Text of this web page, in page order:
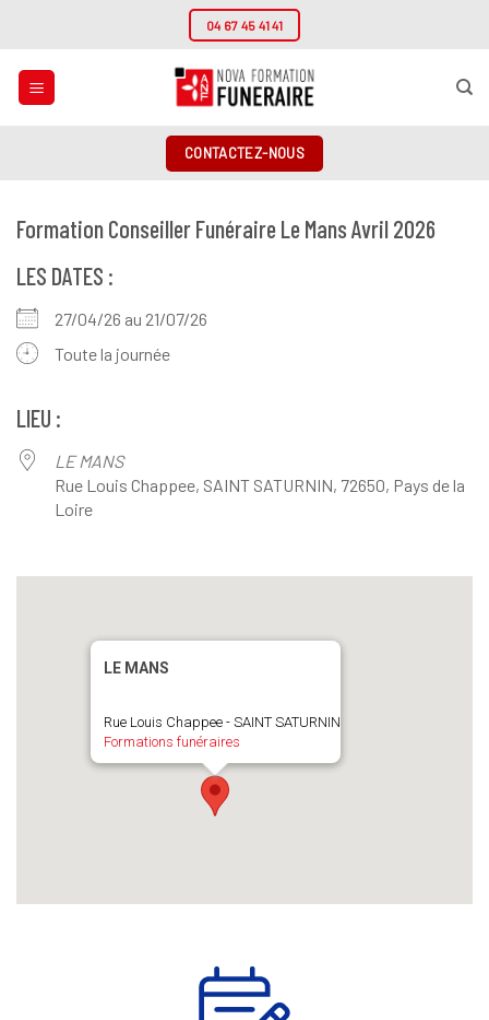
contenu
04 67 45 41 41
CONTACTEZ-NOUS
Formation Conseiller Funéraire Le Mans Avril 2026
LES DATES :
27/04/26 au 21/07/26
Toute la journée
LIEU :
LE MANS
Rue Louis Chappee, SAINT SATURNIN, 72650, Pays de la
Loire
LE MANS
Rue Louis Chappee - SAINT SATURNIN
Formations funéraires